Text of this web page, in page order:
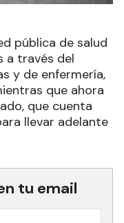
pública de salud
a través del
y de enfermería,
que ahora
que cuenta
llevar adelante
tu email